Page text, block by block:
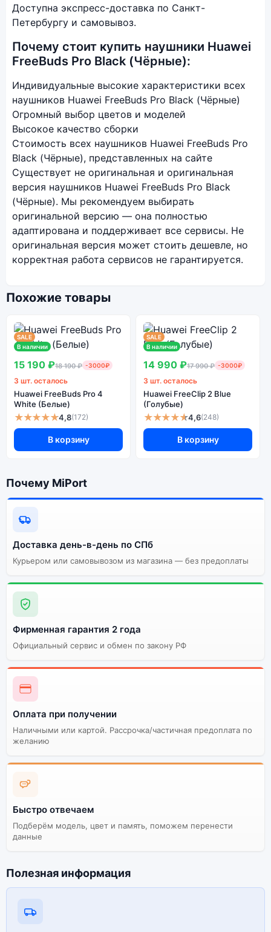
Доступна экспресс-доставка по Санкт-
Петербургу и самовывоз.
Почему стоит купить наушники Huawei
FreeBuds Pro Black (Чёрные):
Индивидуальные высокие характеристики всех
наушников Huawei FreeBuds Pro Black (Чёрные)
Огромный выбор цветов и моделей
Высокое качество сборки
Стоимость всех наушников Huawei FreeBuds Pro
Black (Чёрные), представленных на сайте
Существует не оригинальная и оригинальная
версия наушников Huawei FreeBuds Pro Black
(Чёрные). Мы рекомендуем выбирать
оригинальной версию — она полностью
адаптирована и поддерживает все сервисы. Не
оригинальная версия может стоить дешевле, но
корректная работа сервисов не гарантируется.
Похожие товары
SALE
В наличии
15 190 ₽18 190 ₽ -3000₽
3 шт. осталось
Huawei FreeBuds Pro 4
White (Белые)
★★★★★4,8(172)
В корзину
SALE
В наличии
14 990 ₽17 990 ₽ -3000₽
3 шт. осталось
Huawei FreeClip 2 Blue
(Голубые)
★★★★★4,6(248)
В корзину
Почему MiPort
Доставка день-в-день по СПб
Курьером или самовывозом из магазина — без предоплаты
Фирменная гарантия 2 года
Официальный сервис и обмен по закону РФ
Оплата при получении
Наличными или картой. Рассрочка/частичная предоплата по
желанию
Быстро отвечаем
Подберём модель, цвет и память, поможем перенести
данные
Полезная информация